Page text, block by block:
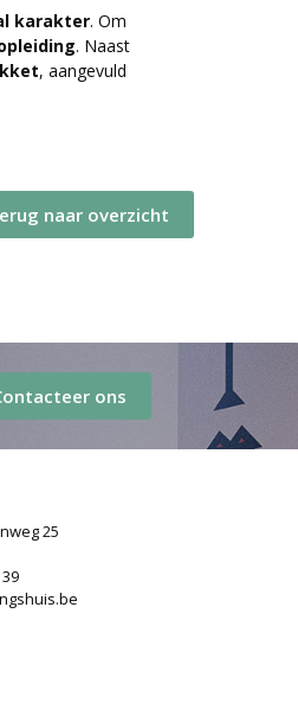
karakter. Om
. Naast
, aangevuld
naar overzicht
ons
25